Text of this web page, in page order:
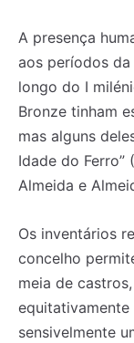
A presença
aos períodos da
longo do I
Bronze tinham
mas alguns
Idade do Ferro”
Almeida e
Os inventários
concelho
meia de
sensivelmente